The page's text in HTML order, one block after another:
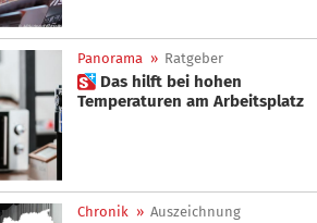
Panorama » Ratgeber
 Das hilft bei hohen
Temperaturen am Arbeitsplatz
Chronik » Auszeichnung